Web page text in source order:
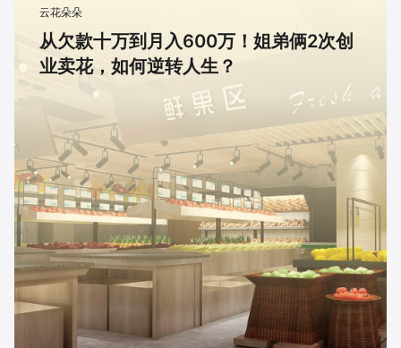
云花朵朵
从欠款十万到月入600万！姐弟俩2次创
业卖花，如何逆转人生？